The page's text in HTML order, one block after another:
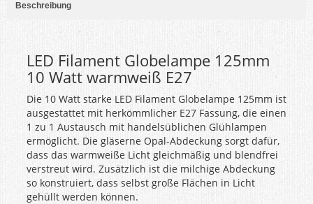
Beschreibung
LED Filament Globelampe 125mm
10 Watt warmweiß E27
Die 10 Watt starke LED Filament Globelampe 125mm ist
ausgestattet mit herkömmlicher E27 Fassung, die einen
1 zu 1 Austausch mit handelsüblichen Glühlampen
ermöglicht. Die gläserne Opal-Abdeckung sorgt dafür,
dass das warmweiße Licht gleichmäßig und blendfrei
verstreut wird. Zusätzlich ist die milchige Abdeckung
so konstruiert, dass selbst große Flächen in Licht
gehüllt werden können.